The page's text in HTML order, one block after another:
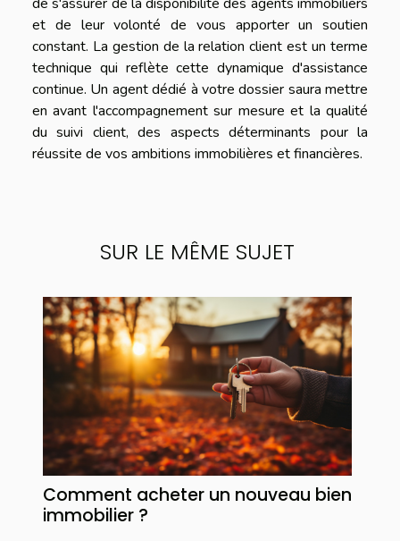
et de leur volonté de vous apporter un soutien
constant. La gestion de la relation client est un terme
technique qui reflète cette dynamique d'assistance
continue. Un agent dédié à votre dossier saura mettre
en avant l'accompagnement sur mesure et la qualité
du suivi client, des aspects déterminants pour la
réussite de vos ambitions immobilières et financières.
SUR LE MÊME SUJET
Comment acheter un nouveau bien
immobilier ?